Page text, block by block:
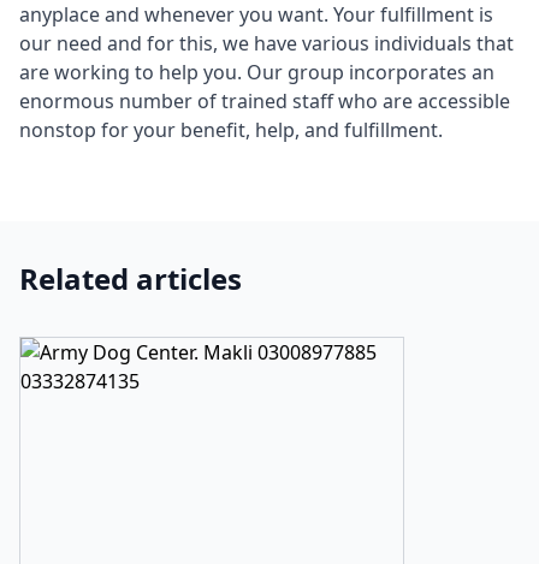
anyplace and whenever you want. Your fulfillment is
our need and for this, we have various individuals that
are working to help you. Our group incorporates an
enormous number of trained staff who are accessible
nonstop for your benefit, help, and fulfillment.
Related articles